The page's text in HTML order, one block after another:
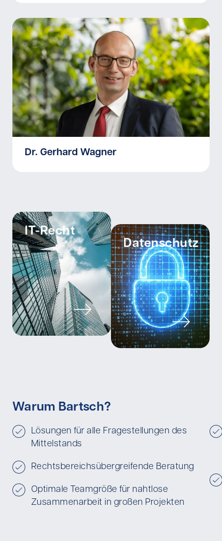
Dr. Gerhard Wagner
IT-Recht
Datenschutz
Warum Bartsch?
Lösungen für alle Fragestellungen des
Mittelstands
Rechtsbereichsübergreifende Beratung
Optimale Teamgröße für nahtlose
Zusammenarbeit in großen Projekten